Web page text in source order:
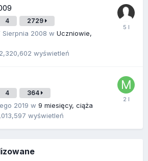
4 2729
Sierpnia 2008 w Uczniowie,
2,320,602 wyświetleń
4 364
2019 w 9 miesięcy, ciąża
wyświetleń